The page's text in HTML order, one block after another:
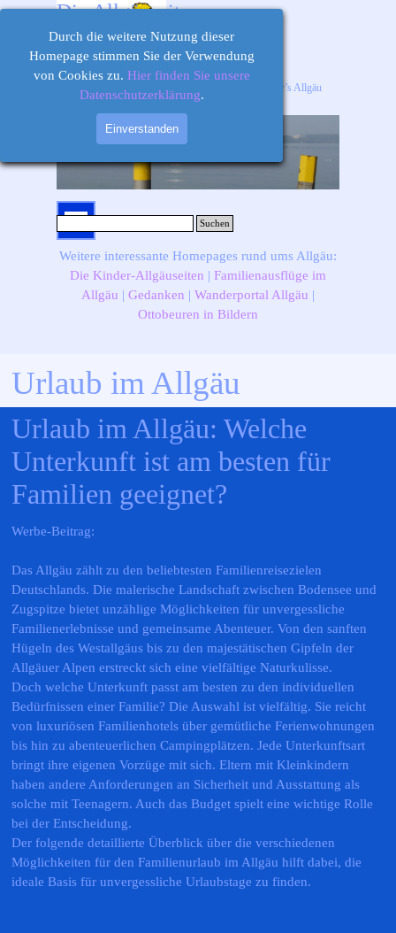
Durch die weitere Nutzung dieser
Homepage stimmen Sie der Verwendung
von Cookies zu. Hier finden Sie unsere
Datenschutzerklärung.
Einverstanden
Direkt zum Seiteninhalt
Die Allgäuseiten
Ihr Informations-, Ausflugs- und Freizeitportal für’s Allgäu
Weitere interessante Homepages rund ums Allgäu:
Die Kinder-Allgäuseiten | Familienausflüge im
Allgäu | Gedanken | Wanderportal Allgäu |
Ottobeuren in Bildern
Suchen
Urlaub im Allgäu
Urlaub im Allgäu: Welche
Unterkunft ist am besten für
Familien geeignet?
Werbe-Beitrag:
Das Allgäu zählt zu den beliebtesten Familienreisezielen
Deutschlands. Die malerische Landschaft zwischen Bodensee und
Zugspitze bietet unzählige Möglichkeiten für unvergessliche
Familienerlebnisse und gemeinsame Abenteuer. Von den sanften
Hügeln des Westallgäus bis zu den majestätischen Gipfeln der
Allgäuer Alpen erstreckt sich eine vielfältige Naturkulisse.
Doch welche Unterkunft passt am besten zu den individuellen
Bedürfnissen einer Familie? Die Auswahl ist vielfältig. Sie reicht
von luxuriösen Familienhotels über gemütliche Ferienwohnungen
bis hin zu abenteuerlichen Campingplätzen. Jede Unterkunftsart
bringt ihre eigenen Vorzüge mit sich. Eltern mit Kleinkindern
haben andere Anforderungen an Sicherheit und Ausstattung als
solche mit Teenagern. Auch das Budget spielt eine wichtige Rolle
bei der Entscheidung.
Der folgende detaillierte Überblick über die verschiedenen
Möglichkeiten für den Familienurlaub im Allgäu hilft dabei, die
ideale Basis für unvergessliche Urlaubstage zu finden.